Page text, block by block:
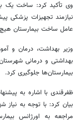
وی تأکید کرد: ساخت یک
نیازمند تجهیزات پزشکی
عامل ساخت بیمارستان هیچ
وزیر بهداشت، درمان و
بهداشتی و درمانی
بیمارستان‌ها جلوگیری کرد.
ظفرقندی با اشاره به
بیان کرد: با توجه به نیاز
مراجعه به اورژانس